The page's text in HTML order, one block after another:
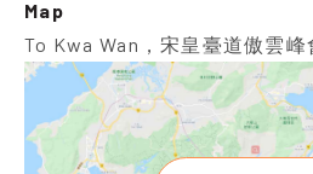
Map
To Kwa Wan，宋皇臺道傲雲峰